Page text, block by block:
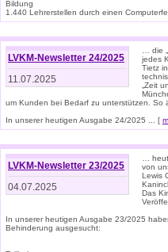
Bildung
1.440 Lehrerstellen durch einen
LVKM-Newsletter 24/2025
11.07.2025
… die
jedes
Tietz
„Zeit
um Kunden bei Bedarf zu unterstützen.
In unserer heutigen Ausgabe 24/2025 ... [
LVKM-Newsletter 23/2025
04.07.2025
…
von
Lewis
Das
In unserer heutigen Ausgabe 23/2025
Behinderung ausgesucht: